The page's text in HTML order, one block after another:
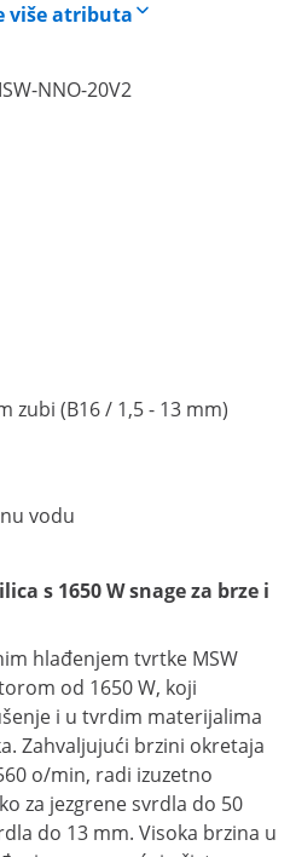
više atributa
NNO-20V2
zubi (B16 / 1,5 - 13 mm)
vodu
s 1650 W snage za brze i
hlađenjem tvrtke MSW
od 1650 W, koji
i u tvrdim materijalima
Zahvaljujući brzini okretaja
o/min, radi izuzetno
za jezgrene svrdla do 50
do 13 mm. Visoka brzina u